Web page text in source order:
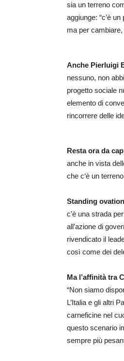
sia un terreno
aggiunge: “c’è
ma per
Anche Pierluigi
nessuno, non
progetto sociale
elemento di
rincorrere delle
Resta ora da
anche in vista
che c‘è un
Standing
c’è una strada
all’azione di
rivendicato il
così come dei
Ma l’affinità tra
“Non siamo
L’Italia e gli altri
carneficine nel
questo scenario
sempre più